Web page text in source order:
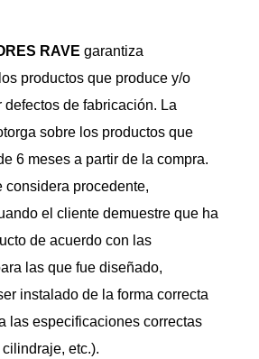
RAVE garantiza
productos que produce y/o
defectos de fabricación. La
sobre los productos que
6 meses a partir de la compra.
considera procedente,
el cliente demuestre que ha
de acuerdo con las
las que fue diseñado,
instalado de la forma correcta
las especificaciones correctas
etc.).